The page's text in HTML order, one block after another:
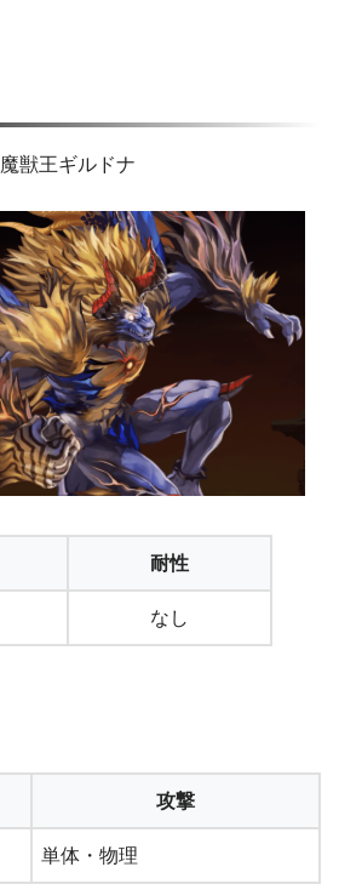
魔獣王ギルドナ
耐性
なし
攻撃
単体・物理